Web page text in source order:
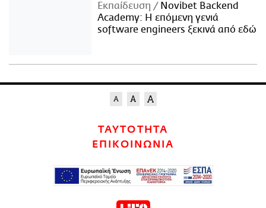
Εκπαίδευση
Novibet Backend
Academy: Η επόμενη γενιά
software engineers ξεκινά από εδώ
ΤΑΥΤΟΤΗΤΑ
ΕΠΙΚΟΙΝΩΝΙΑ